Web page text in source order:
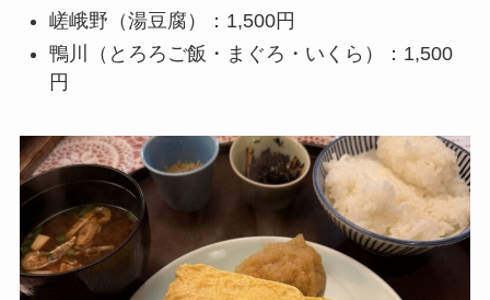
嵯峨野（湯豆腐）：1,500円
鴨川（とろろご飯・まぐろ・いくら）：1,500
円